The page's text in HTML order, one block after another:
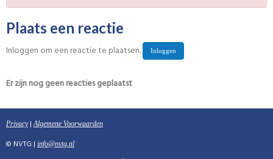
Plaats een reactie
Inloggen om een reactie te plaatsen. Inloggen
Er zijn nog geen reacties geplaatst
Privacy|Algemene Voorwaarden
© NVTG | ofni@nvtg.nl